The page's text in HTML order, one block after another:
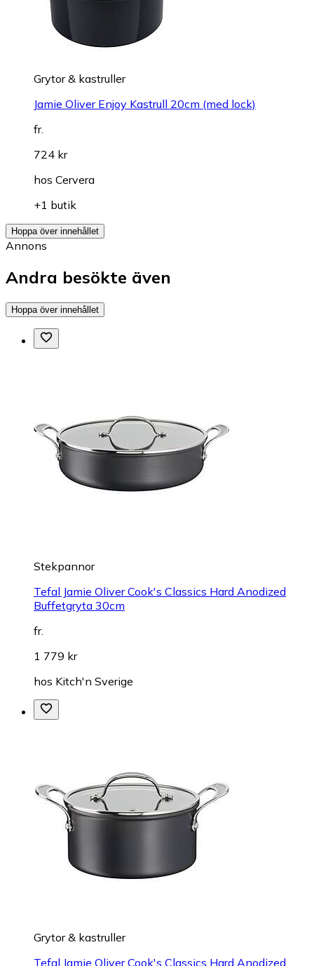
Grytor & kastruller
Jamie Oliver Enjoy Kastrull 20cm (med lock)
fr.
724 kr
hos Cervera
+1 butik
Hoppa över innehållet
Annons
Andra besökte även
Hoppa över innehållet
Stekpannor
Tefal Jamie Oliver Cook's Classics Hard Anodized
Buffetgryta 30cm
fr.
1 779 kr
hos Kitch'n Sverige
Grytor & kastruller
Tefal Jamie Oliver Cook's Classics Hard Anodized